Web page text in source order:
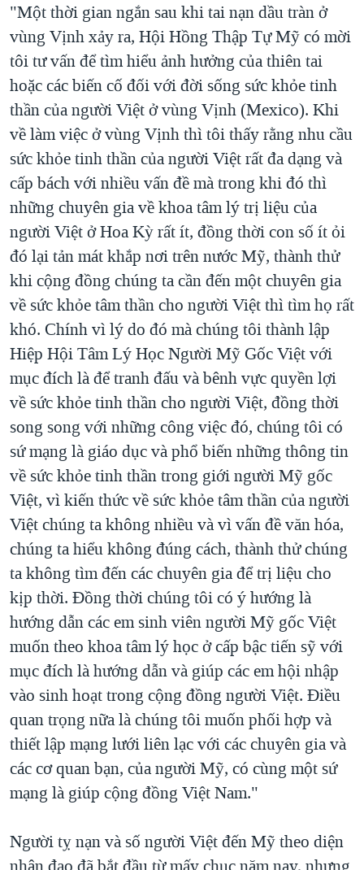
"Một thời gian ngắn sau khi tai nạn dầu tràn ở
vùng Vịnh xảy ra, Hội Hồng Thập Tự Mỹ có mời
tôi tư vấn để tìm hiểu ảnh hưởng của thiên tai
hoặc các biến cố đối với đời sống sức khỏe tinh
thần của người Việt ở vùng Vịnh (Mexico). Khi
về làm việc ở vùng Vịnh thì tôi thấy rằng nhu cầu
sức khỏe tinh thần của người Việt rất đa dạng và
cấp bách với nhiều vấn đề mà trong khi đó thì
những chuyên gia về khoa tâm lý trị liệu của
người Việt ở Hoa Kỳ rất ít, đồng thời con số ít ỏi
đó lại tản mát khắp nơi trên nước Mỹ, thành thử
khi cộng đồng chúng ta cần đến một chuyên gia
về sức khỏe tâm thần cho người Việt thì tìm họ rất
khó. Chính vì lý do đó mà chúng tôi thành lập
Hiệp Hội Tâm Lý Học Người Mỹ Gốc Việt với
mục đích là để tranh đấu và bênh vực quyền lợi
về sức khỏe tinh thần cho người Việt, đồng thời
song song với những công việc đó, chúng tôi có
sứ mạng là giáo dục và phổ biến những thông tin
về sức khỏe tinh thần trong giới người Mỹ gốc
Việt, vì kiến thức về sức khỏe tâm thần của người
Việt chúng ta không nhiều và vì vấn đề văn hóa,
chúng ta hiểu không đúng cách, thành thử chúng
ta không tìm đến các chuyên gia để trị liệu cho
kịp thời. Đồng thời chúng tôi có ý hướng là
hướng dẫn các em sinh viên người Mỹ gốc Việt
muốn theo khoa tâm lý học ở cấp bậc tiến sỹ với
mục đích là hướng dẫn và giúp các em hội nhập
vào sinh hoạt trong cộng đồng người Việt. Điều
quan trọng nữa là chúng tôi muốn phối hợp và
thiết lập mạng lưới liên lạc với các chuyên gia và
các cơ quan bạn, của người Mỹ, có cùng một sứ
mạng là giúp cộng đồng Việt Nam."
Người tỵ nạn và số người Việt đến Mỹ theo diện